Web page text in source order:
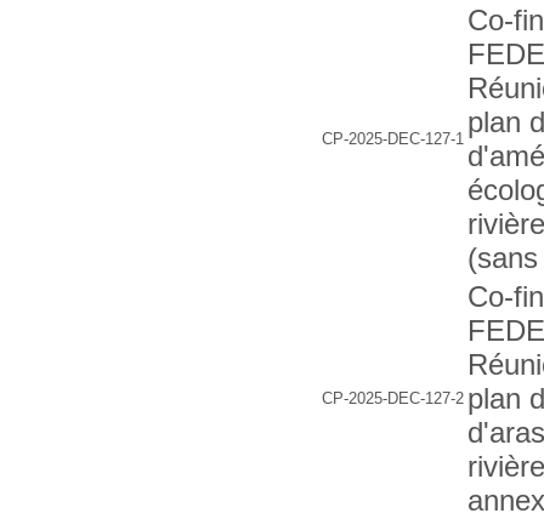
CP-2025-DEC-127-1
Co-
plan
CP-2025-DEC-127-2
Co-
plan